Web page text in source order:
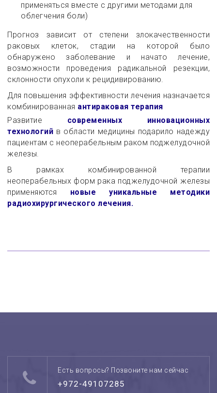
применяться вместе с другими методами для
облегчения боли)
Прогноз зависит от степени злокачественности
раковых клеток, стадии на которой было
обнаружено заболевание и начато лечение,
возможности проведения радикальной резекции,
склонности опухоли к рецидивированию.
Для повышения эффективности лечения назначается
комбинированная антираковая терапия
Развитие современных инновационных
технологий в области медицины подарило надежду
пациентам с неоперабельным раком поджелудочной
железы.
В рамках комбинированной терапии
неоперабельных форм рака поджелудочной железы
применяются новые уникальные методики
радиохирургического лечения.
Есть вопросы? Позвоните нам сейчас
+972-49107285